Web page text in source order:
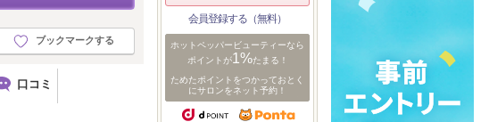
ブックマークする
口コミ
会員登録する（無料）
ホットペッパービューティーなら
ポイントが1%たまる！
ためたポイントをつかっておとく
にサロンをネット予約！